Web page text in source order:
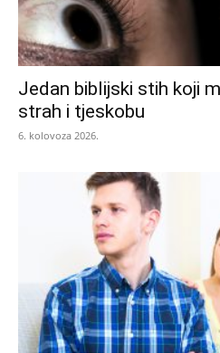
Jedan biblijski stih koji
strah i tjeskobu
6. kolovoza 2026.